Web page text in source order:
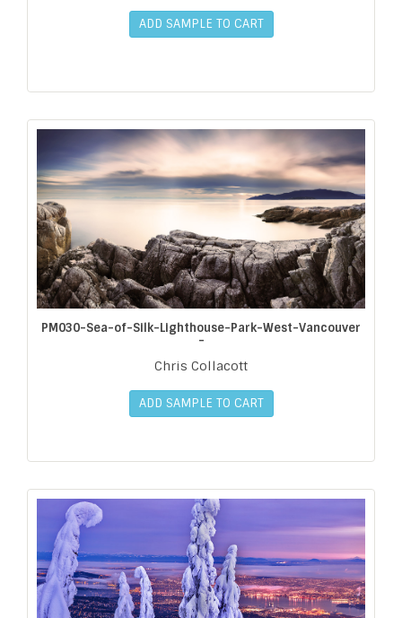
ADD SAMPLE TO CART
PM030-Sea-of-Silk-Lighthouse-Park-West-Vancouver
-
Chris Collacott
ADD SAMPLE TO CART